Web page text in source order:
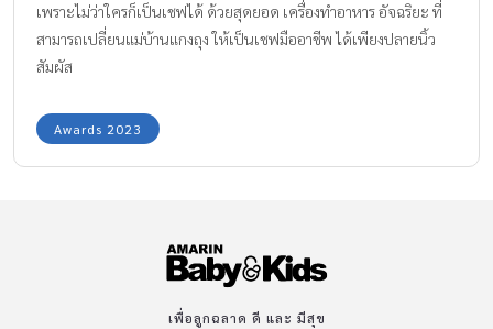
เพราะไม่ว่าใครก็เป็นเชฟได้ ด้วยสุดยอด เครื่องทำอาหาร อัจฉริยะ ที่
สามารถเปลี่ยนแม่บ้านแกงถุง ให้เป็นเชฟมืออาชีพ ได้เพียงปลายนิ้ว
สัมผัส
Awards 2023
เพื่อลูกฉลาด ดี และ มีสุข